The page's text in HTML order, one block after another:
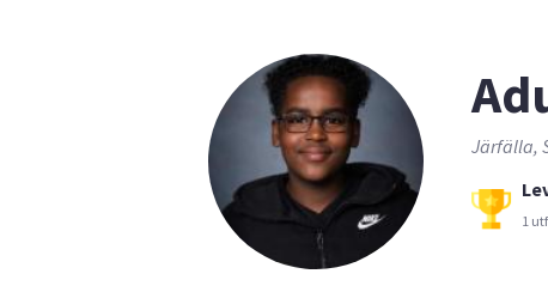
Järfälla,
1